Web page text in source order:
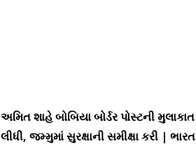
અમિત શાહે બોબિયા બોર્ડર પોસ્ટની મુલાકાત
લીધી, જમ્મુમાં સુરક્ષાની સમીક્ષા કરી | ભારત